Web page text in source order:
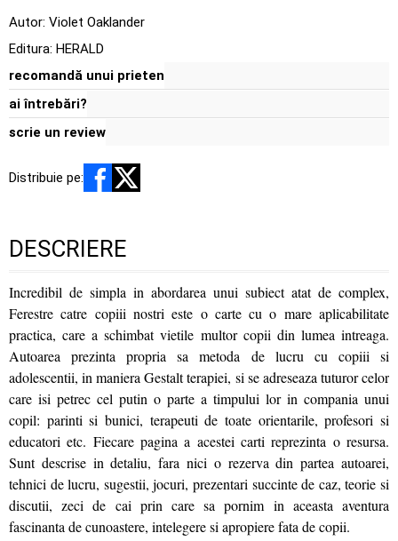
Autor: Violet Oaklander
Editura: HERALD
recomandă unui prieten
ai întrebări?
scrie un review
Distribuie pe:
DESCRIERE
Incredibil de simpla in abordarea unui subiect atat de complex,
Ferestre catre copiii nostri este o carte cu o mare aplicabilitate
practica, care a schimbat vietile multor copii din lumea intreaga.
Autoarea prezinta propria sa metoda de lucru cu copiii si
adolescentii, in maniera Gestalt terapiei, si se adreseaza tuturor celor
care isi petrec cel putin o parte a timpului lor in compania unui
copil: parinti si bunici, terapeuti de toate orientarile, profesori si
educatori etc. Fiecare pagina a acestei carti reprezinta o resursa.
Sunt descrise in detaliu, fara nici o rezerva din partea autoarei,
tehnici de lucru, sugestii, jocuri, prezentari succinte de caz, teorie si
discutii, zeci de cai prin care sa pornim in aceasta aventura
fascinanta de cunoastere, intelegere si apropiere fata de copii.